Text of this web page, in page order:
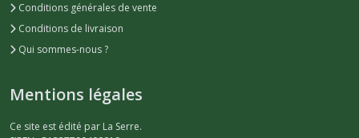
Conditions générales de vente
Conditions de livraison
Qui sommes-nous ?
Mentions légales
Ce site est édité par La Serre.